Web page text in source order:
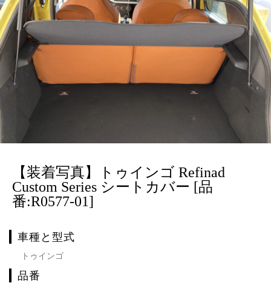
【装着写真】トゥインゴ Refinad
Custom Series シートカバー [品
番:R0577-01]
車種と型式
トゥインゴ
品番